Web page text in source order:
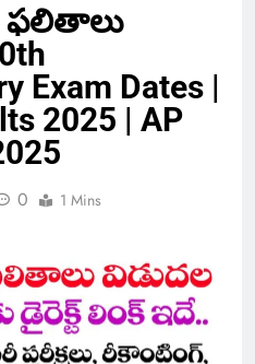
ఫలితాలు
Exam Dates |
2025 | AP
0 1 Mins